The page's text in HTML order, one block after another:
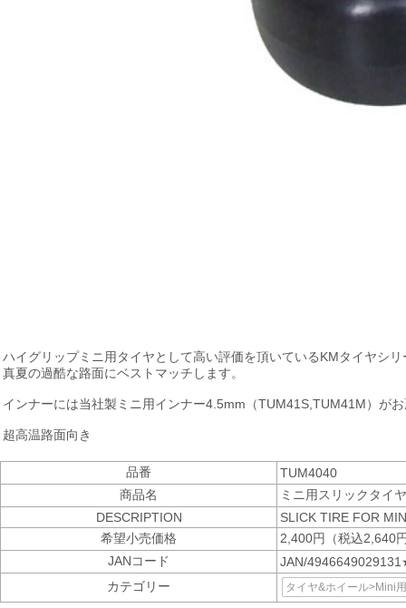
ハイグリップミニ用タイヤとして高い評価を頂いているKMタイヤシ
真夏の過酷な路面にベストマッチします。
インナーには当社製ミニ用インナー4.5mm（TUM41S,TUM41M）が
超高温路面向き
品番
TUM4040
商品名
ミニ用スリックタイ
DESCRIPTION
SLICK TIRE FOR
希望小売価格
2,400円（税込2,640
JANコード
JAN/
カテゴリー
タイヤ&ホイール>Mini